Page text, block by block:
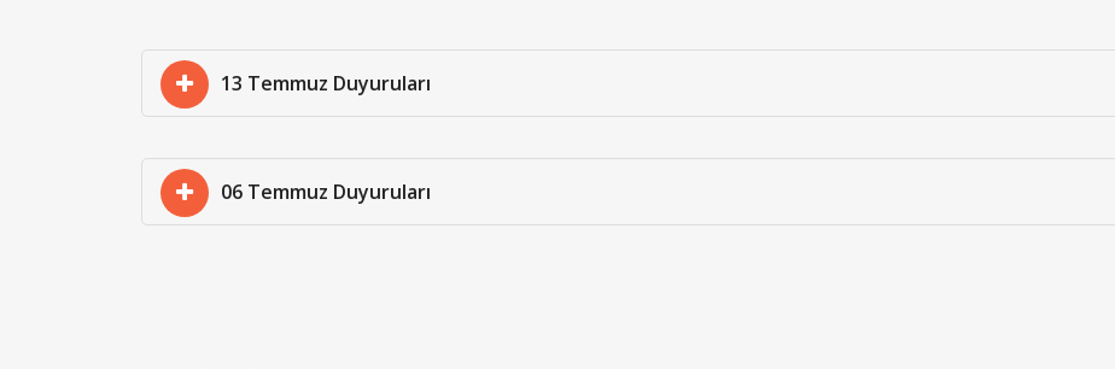
13 Temmuz Duyuruları
06 Temmuz Duyuruları